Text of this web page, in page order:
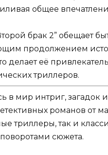
общее
брак 2” обещает
продолжением
делает её
триллеров.
в мир интриг,
романов от
триллеры, так и
сюжета.